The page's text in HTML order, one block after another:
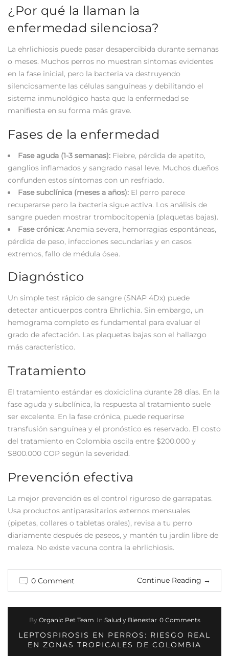
¿Por qué la llaman la
enfermedad silenciosa?
La ehrlichiosis puede pasar desapercibida durante semanas
o meses. Muchos perros no muestran síntomas evidentes
en la fase inicial, pero la bacteria va destruyendo
silenciosamente las células sanguíneas y debilitando el
sistema inmunológico hasta que la enfermedad se
manifiesta en su forma más grave.
Fases de la enfermedad
Fase aguda (1-3 semanas): Fiebre, pérdida de apetito,
ganglios inflamados y sangrado nasal leve. Muchos dueños
confunden estos síntomas con un resfriado.
Fase subclínica (meses a años): El perro parece
recuperarse pero la bacteria sigue activa. Los análisis de
sangre pueden mostrar trombocitopenia (plaquetas bajas).
Fase crónica: Anemia severa, hemorragias espontáneas,
pérdida de peso, infecciones secundarias y en casos
extremos, fallo de médula ósea.
Diagnóstico
Un simple test rápido de sangre (SNAP 4Dx) puede
detectar anticuerpos contra Ehrlichia. Sin embargo, un
hemograma completo es fundamental para evaluar el
grado de afectación. Las plaquetas bajas son el hallazgo
más característico.
Tratamiento
El tratamiento estándar es doxiciclina durante 28 días. En la
fase aguda y subclínica, la respuesta al tratamiento suele
ser excelente. En la fase crónica, puede requerirse
transfusión sanguínea y el pronóstico es reservado. El costo
del tratamiento en Colombia oscila entre $200.000 y
$800.000 COP según la severidad.
Prevención efectiva
La mejor prevención es el control riguroso de garrapatas.
Usa productos antiparasitarios externos mensuales
(pipetas, collares o tabletas orales), revisa a tu perro
diariamente después de paseos, y mantén tu jardín libre de
maleza. No existe vacuna contra la ehrlichiosis.
0 Comment Continue Reading →
By Organic Pet Team In Salud y Bienestar 0 Comments
LEPTOSPIROSIS EN PERROS: RIESGO REAL
EN ZONAS TROPICALES DE COLOMBIA